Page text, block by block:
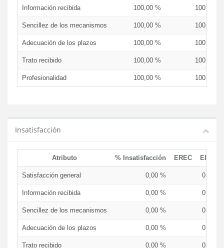
Información recibida 100,00 % 100,00 %
Sencillez de los mecanismos 100,00 % 100,00 %
Adecuación de los plazos 100,00 % 100,00 %
Trato recibido 100,00 % 100,00 %
Profesionalidad 100,00 % 100,00 %
Insatisfacción
Atributo % Insatisfacción EREC EDCEN
Satisfacción general 0,00 % 0,00 %
Información recibida 0,00 % 0,00 %
Sencillez de los mecanismos 0,00 % 0,00 %
Adecuación de los plazos 0,00 % 0,00 %
Trato recibido 0,00 % 0,00 %